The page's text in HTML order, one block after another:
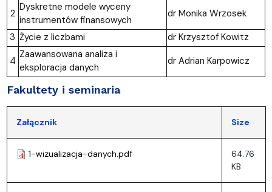
2
Dyskretne modele wyceny
instrumentów finansowych
dr Monika Wrzosek
3 Życie z liczbami
dr Krzysztof Kowitz
4
Zaawansowana analiza i
eksploracja danych
dr Adrian Karpowicz
Fakultety i seminaria
Załącznik Size
1-wizualizacja-danych.pdf
64.76
KB